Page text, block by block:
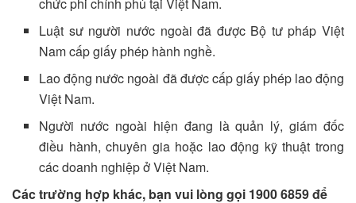
chức phi chính phủ tại Việt Nam.
Luật sư người nước ngoài đã được Bộ tư pháp Việt
Nam cấp giấy phép hành nghề.
Lao động nước ngoài đã được cấp giấy phép lao động
Việt Nam.
Người nước ngoài hiện đang là quản lý, giám đốc
điều hành, chuyên gia hoặc lao động kỹ thuật trong
các doanh nghiệp ở Việt Nam.
Các trường hợp khác, bạn vui lòng gọi 1900 6859 để